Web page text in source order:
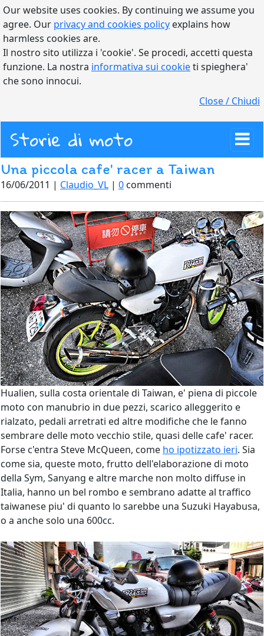
Our website uses cookies. By continuing we assume you
agree. Our privacy and cookies policy explains how
harmless cookies are.
Il nostro sito utilizza i 'cookie'. Se procedi, accetti questa
funzione. La nostra informativa sui cookieti spieghera'
che sono innocui.
Close / Chiudi
Storie di moto
Una piccola cafe' racer a Taiwan
16/06/2011 | Claudio_VL | 0 commenti
Hualien, sulla costa orientale di Taiwan, e' piena di piccole
moto con manubrio in due pezzi, scarico alleggerito e
rialzato, pedali arretrati ed altre modifiche che le fanno
sembrare delle moto vecchio stile, quasi delle cafe' racer.
Forse c'entra Steve McQueen, come ho ipotizzato ieri. Sia
come sia, queste moto, frutto dell'elaborazione di moto
della Sym, Sanyang e altre marche non molto diffuse in
Italia, hanno un bel rombo e sembrano adatte al traffico
taiwanese piu' di quanto lo sarebbe una Suzuki Hayabusa,
o a anche solo una 600cc.